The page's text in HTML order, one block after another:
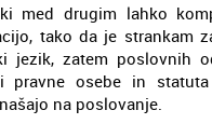
med drugim lahko
tako da je strankam
jezik, zatem poslovnih
pravne osebe in
na poslovanje.